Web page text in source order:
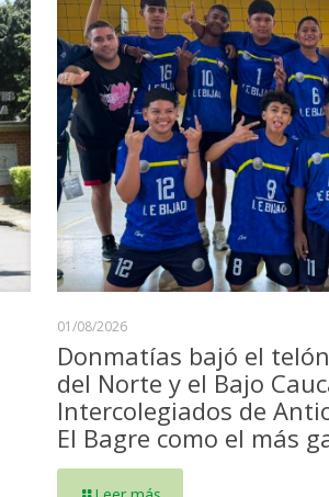
01/08/2026
Donmatías bajó el
del Norte y el Bajo
Intercolegiados de
El Bagre como el más